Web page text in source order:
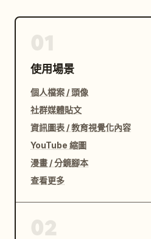
使用場景
個人檔案 / 頭像
社群媒體貼文
資訊圖表 / 教育視覺化內容
YouTube 縮圖
漫畫 / 分鏡腳本
查看更多